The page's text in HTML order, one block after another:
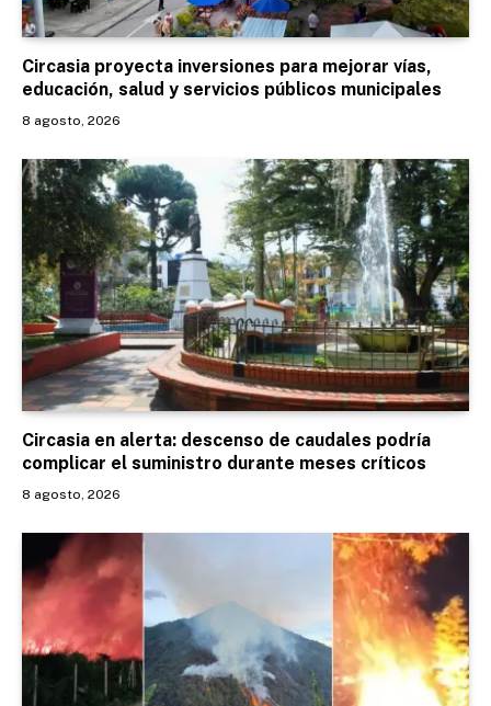
Circasia proyecta inversiones para mejorar vías,
educación, salud y servicios públicos municipales
8 agosto, 2026
Circasia en alerta: descenso de caudales podría
complicar el suministro durante meses críticos
8 agosto, 2026